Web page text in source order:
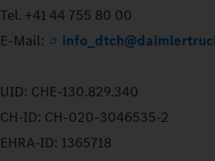
Tel. +41 44 755 80 00
E-Mail:
UID: CHE-130.829.340
CH-ID: CH-020-3046535-2
EHRA-ID: 1365718